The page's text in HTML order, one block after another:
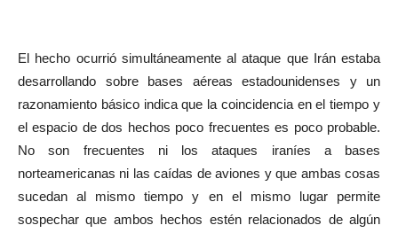
El hecho ocurrió simultáneamente al ataque que Irán estaba
desarrollando sobre bases aéreas estadounidenses y un
razonamiento básico indica que la coincidencia en el tiempo y
el espacio de dos hechos poco frecuentes es poco probable.
No son frecuentes ni los ataques iraníes a bases
norteamericanas ni las caídas de aviones y que ambas cosas
sucedan al mismo tiempo y en el mismo lugar permite
sospechar que ambos hechos estén relacionados de algún